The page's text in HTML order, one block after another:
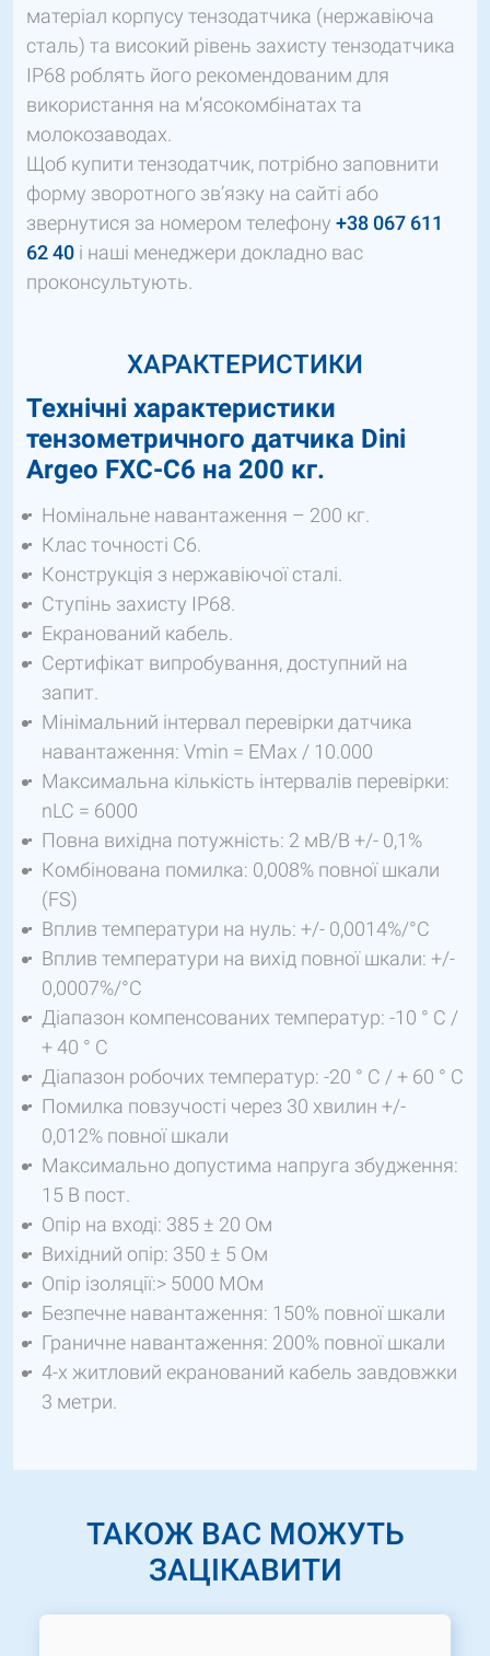
матеріал корпусу тензодатчика (нержавіюча
сталь) та високий рівень захисту тензодатчика
IP68 роблять його рекомендованим для
використання на м’ясокомбінатах та
молокозаводах.
Щоб купити тензодатчик, потрібно заповнити
форму зворотного зв’язку на сайті або
звернутися за номером телефону +38 067 611
62 40 і наші менеджери докладно вас
проконсультують.
ХАРАКТЕРИСТИКИ
Технічні характеристики
тензометричного датчика Dini
Argeo FXC-С6 на 200 кг.
Номінальне навантаження – 200 кг.
Клас точності C6.
Конструкція з нержавіючої сталі.
Ступінь захисту IP68.
Екранований кабель.
Сертифікат випробування, доступний на
запит.
Мінімальний інтервал перевірки датчика
навантаження: Vmin = EMax / 10.000
Максимальна кількість інтервалів перевірки:
nLC = 6000
Повна вихідна потужність: 2 мВ/В +/- 0,1%
Комбінована помилка: 0,008% повної шкали
(FS)
Вплив температури на нуль: +/- 0,0014%/°C
Вплив температури на вихід повної шкали: +/-
0,0007%/°C
Діапазон компенсованих температур: -10 ° C /
+ 40 ° C
Діапазон робочих температур: -20 ° C / + 60 ° C
Помилка повзучості через 30 хвилин +/-
0,012% повної шкали
Максимально допустима напруга збудження:
15 В пост.
Опір на вході: 385 ± 20 Ом
Вихідний опір: 350 ± 5 Ом
Опір ізоляції:> 5000 МОм
Безпечне навантаження: 150% повної шкали
Граничне навантаження: 200% повної шкали
4-х житловий екранований кабель завдовжки
3 метри.
ТАКОЖ ВАС МОЖУТЬ
ЗАЦІКАВИТИ